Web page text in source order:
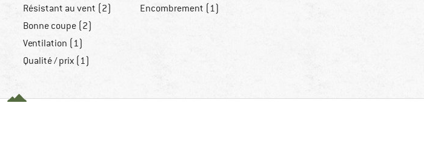
Résistant au vent (2)
Bonne coupe (2)
Ventilation (1)
Qualité / prix (1)
Encombrement (1)